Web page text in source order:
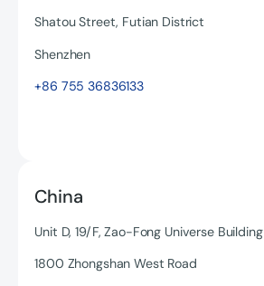
Shatou Street, Futian District
Shenzhen
+86 755 36836133
China
Unit D, 19/F, Zao-Fong Universe Building
1800 Zhongshan West Road